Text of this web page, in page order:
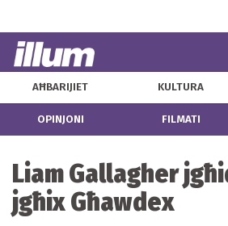
AĦBARIJIET KULTURA
OPINJONI FILMATI
Liam Gallagher
jgħix Għawdex